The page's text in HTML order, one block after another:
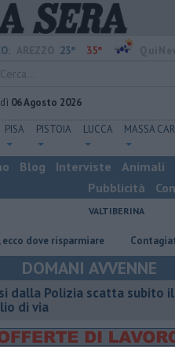
23° 35°
06 Agosto 2026
PISA PISTOIA LUCCA MASSA
Blog Interviste
Animali
Pubblicità
VALTIBERINA
risparmiare Contagiata da
DOMANI AVVENNE
dalla Polizia scatta subito il
di via